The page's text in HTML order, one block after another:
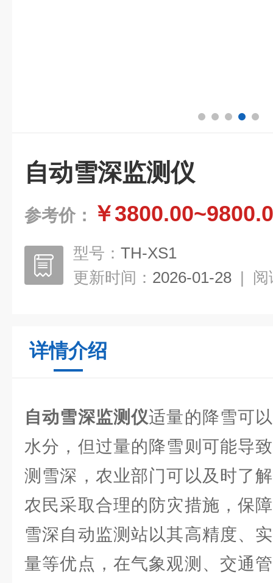
自动雪深监测仪
参考价： ￥
型号： TH-XS1
更新时间： 2026-01-28 | 阅
详情介绍
自动雪深监测仪适量的降雪可
水分，但过量的降雪则可能导
测雪深，农业部门可以及时了
农民采取合理的防灾措施，保
雪深自动监测站以其高精度、
量等优点，在气象观测、交通